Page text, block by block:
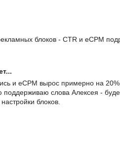
блоков - CTR и eCPM
и eCPM вырос примерно на
поддерживаю слова Алексея -
блоков.